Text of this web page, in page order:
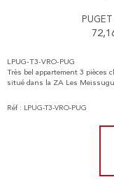
LPUG-T3-VRO-PUG
Très bel appartement 3 pièces
situé dans la ZA Les
Réf : LPUG-T3-VRO-PUG